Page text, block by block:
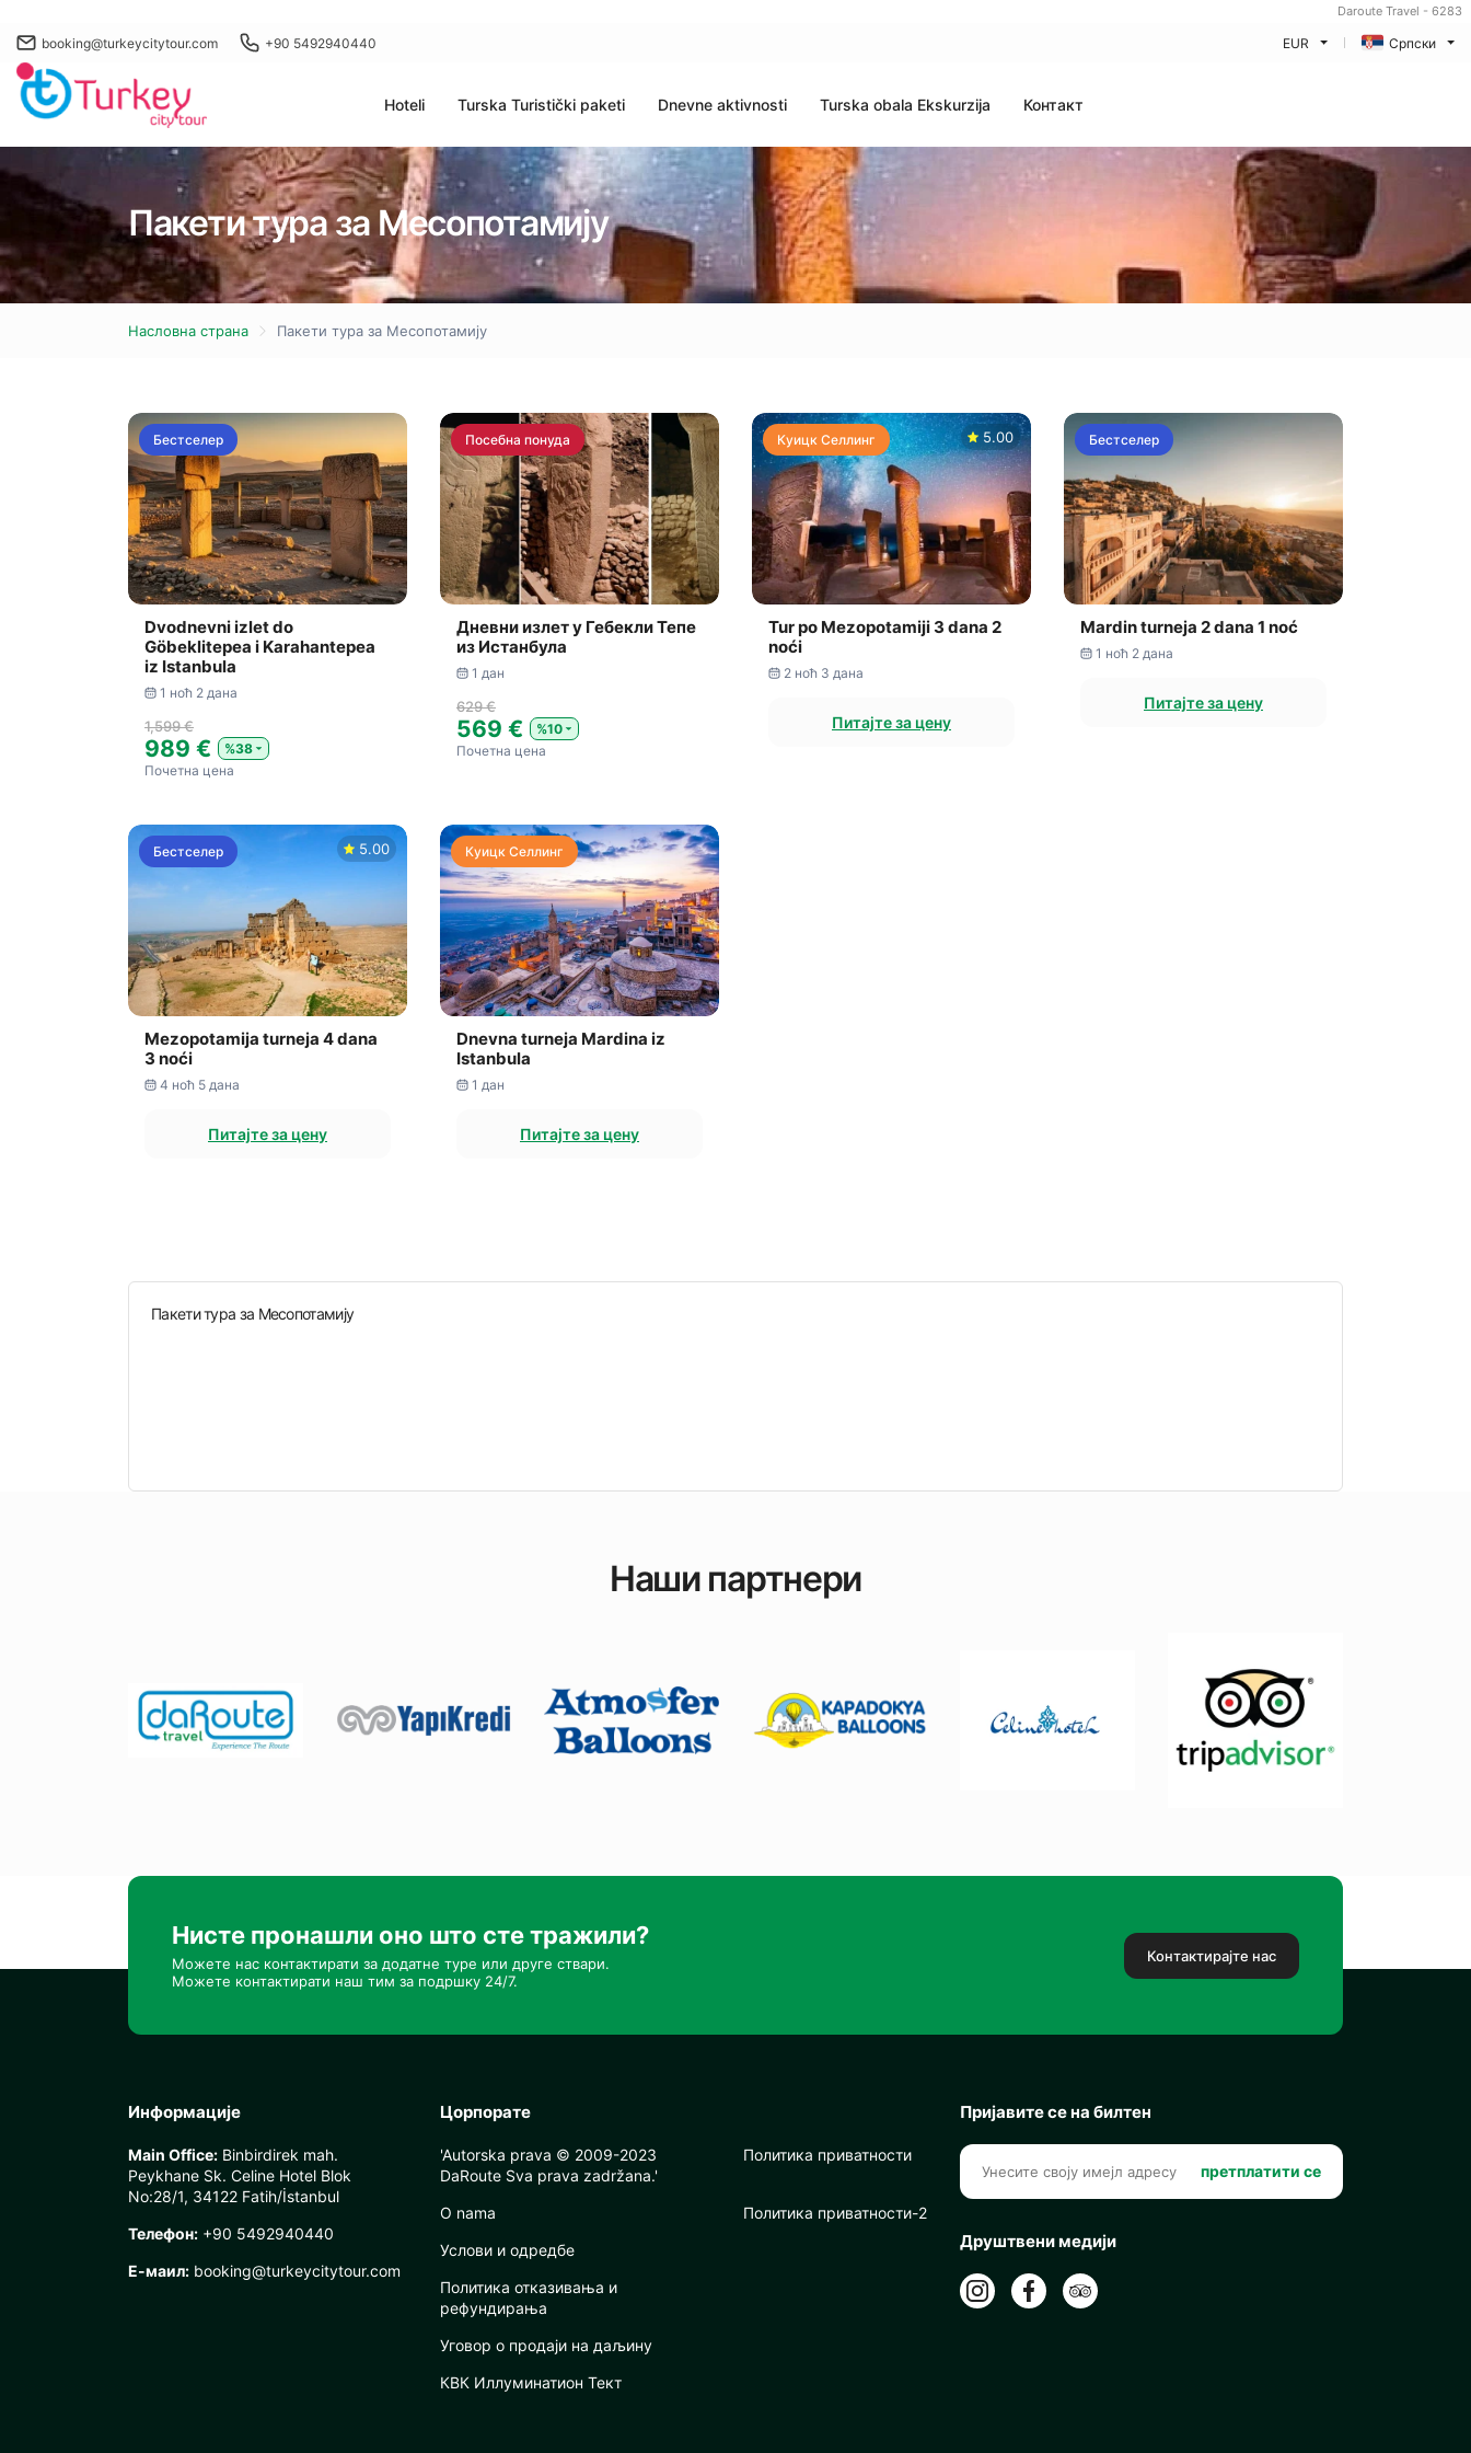
Daroute Travel - 6283
booking@turkeycitytour.com +90 5492940440 EUR Српски
Hoteli Turska Turistički paketi Dnevne aktivnosti Turska obala Ekskurzija Контакт
Пакети тура за Месопотамију
Насловна страна Пакети тура за Месопотамију
Бестселер
Dvodnevni izlet do
Göbeklitepea i Karahantepea
iz Istanbula
1 ноћ 2 дана
1,599 €
989 €
%38
Почетна цена
Посебна понуда
Дневни излет у Гебекли Тепе
из Истанбула
1 дан
629 €
569 €
%10
Почетна цена
Куицк Селлинг 5.00
Tur po Mezopotamiji 3 dana 2
noći
2 ноћ 3 дана
Питајте за цену
Бестселер
Mardin turneja 2 dana 1 noć
1 ноћ 2 дана
Питајте за цену
Бестселер 5.00
Mezopotamija turneja 4 dana
3 noći
4 ноћ 5 дана
Питајте за цену
Куицк Селлинг
Dnevna turneja Mardina iz
Istanbula
1 дан
Питајте за цену
Пакети тура за Месопотамију
Наши партнери
Нисте пронашли оно што сте тражили?
Можете нас контактирати за додатне туре или друге ствари.
Можете контактирати наш тим за подршку 24/7.
Контактирајте нас
Информације
Main Office: Binbirdirek mah.
Peykhane Sk. Celine Hotel Blok
No:28/1, 34122 Fatih/İstanbul
Телефон: +90 5492940440
Е-маил: booking@turkeycitytour.com
Цорпорате
'Autorska prava © 2009-2023
DaRoute Sva prava zadržana.'
O nama
Услови и одредбе
Политика отказивања и
рефундирања
Уговор о продаји на даљину
КВК Иллуминатион Тект
Политика приватности
Политика приватности-2
Пријавите се на билтен
претплатити се
Друштвени медији